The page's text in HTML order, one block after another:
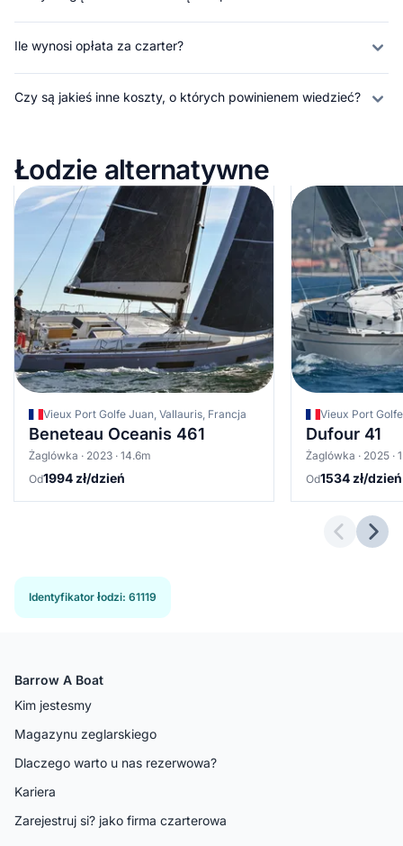
Ile wynosi opłata za czarter?
Czy są jakieś inne koszty, o których powinienem wiedzieć?
Łodzie alternatywne
Vieux Port Golfe Juan, Vallauris, Francja
Beneteau Oceanis 461
Żaglówka · 2023 · 14.6m
Od1994 zł/dzień
Vieux Port
Dufour 41
Żaglówka · 2025 ·
Od1534 zł/dzień
Identyfikator łodzi: 61119
Barrow A Boat
Kim jestesmy
Magazynu zeglarskiego
Dlaczego warto u nas rezerwowa?
Kariera
Zarejestruj si? jako firma czarterowa